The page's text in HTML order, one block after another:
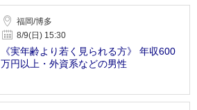
福岡/博多
8/9(日) 15:30
《実年齢より若く見られる方》 年収600
万円以上・外資系などの男性